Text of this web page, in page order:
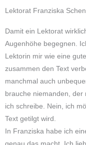
Lektorat Franziska
Damit ein Lektorat
Augenhöhe begegnen.
Lektorin mir wie eine
zusammen den Text
manchmal auch
brauche niemanden, der
ich schreibe. Nein, ich
Text getilgt wird.
In Franziska habe ich